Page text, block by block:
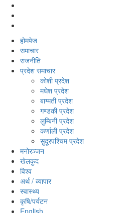
होमपेज
समाचार
राजनीति
प्रदेश समाचार
कोशी प्रदेश
मधेश प्रदेश
बाग्मती प्रदेश
गण्डकी प्रदेश
लुम्बिनी प्रदेश
कर्णाली प्रदेश
सुदूरपश्‍चिम प्रदेश
मनोरञ्‍जन
खेलकुद
विश्‍व
अर्थ / व्यापार
स्वास्थ्य
कृषि/पर्यटन
English